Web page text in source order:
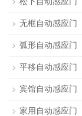
无框自动感应门
弧形自动感应门
平移自动感应门
宾馆自动感应门
家用自动感应门